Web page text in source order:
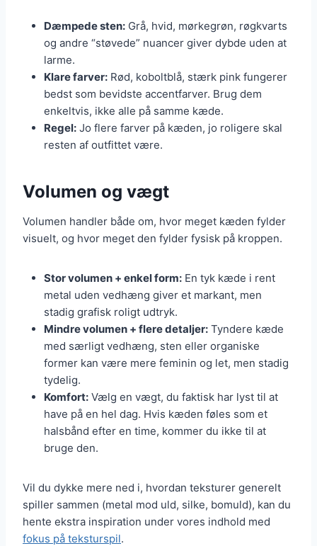
Dæmpede sten: Grå, hvid, mørkegrøn, røgkvarts
og andre “støvede” nuancer giver dybde uden at
larme.
Klare farver: Rød, koboltblå, stærk pink fungerer
bedst som bevidste accentfarver. Brug dem
enkeltvis, ikke alle på samme kæde.
Regel: Jo flere farver på kæden, jo roligere skal
resten af outfittet være.
Volumen og vægt
Volumen handler både om, hvor meget kæden fylder
visuelt, og hvor meget den fylder fysisk på kroppen.
Stor volumen + enkel form: En tyk kæde i rent
metal uden vedhæng giver et markant, men
stadig grafisk roligt udtryk.
Mindre volumen + flere detaljer: Tyndere kæde
med særligt vedhæng, sten eller organiske
former kan være mere feminin og let, men stadig
tydelig.
Komfort: Vælg en vægt, du faktisk har lyst til at
have på en hel dag. Hvis kæden føles som et
halsbånd efter en time, kommer du ikke til at
bruge den.
Vil du dykke mere ned i, hvordan teksturer generelt
spiller sammen (metal mod uld, silke, bomuld), kan du
hente ekstra inspiration under vores indhold med
fokus på teksturspil.